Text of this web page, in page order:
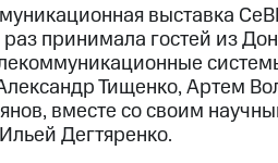
выставка
принимала гостей из
Тищенко, Артем
вместе со своим
Дегтяренко.